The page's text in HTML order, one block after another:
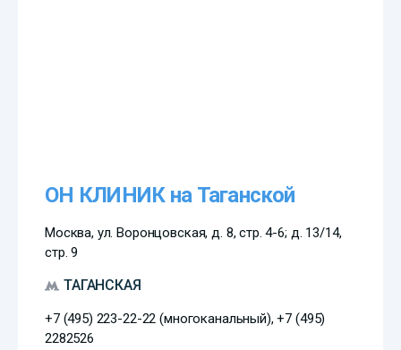
ОН КЛИНИК на Таганской
Москва, ул. Воронцовская, д. 8, стр. 4-6; д. 13/14,
стр. 9
ТАГАНСКАЯ
+7 (495) 223-22-22 (многоканальный), +7 (495)
2282526